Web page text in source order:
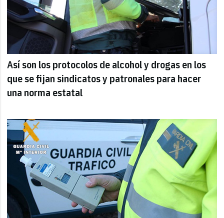
Así son los protocolos de alcohol y drogas en los
que se fijan sindicatos y patronales para hacer
una norma estatal